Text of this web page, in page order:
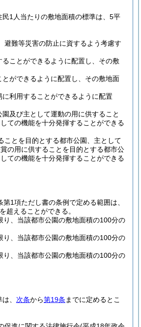
1人当たりの敷地面積の標準は、5平
避難等災害の防止に資するよう考慮す
ことができるように配置し、その敷
ができるように配置し、その敷地面
利用することができるように配置
及び主として運動の用に供すること
ての機能を十分発揮することができる
ことを目的とする都市公園、主として
の用に供することを目的とする都市公
ての機能を十分発揮することができる
1項ただし書の条例で定める範囲は、
超えることができる。
、当該都市公園の敷地面積の100分の
、当該都市公園の敷地面積の100分の
、当該都市公園の敷地面積の100分の
、 次条から第19条 までに定めるとこ